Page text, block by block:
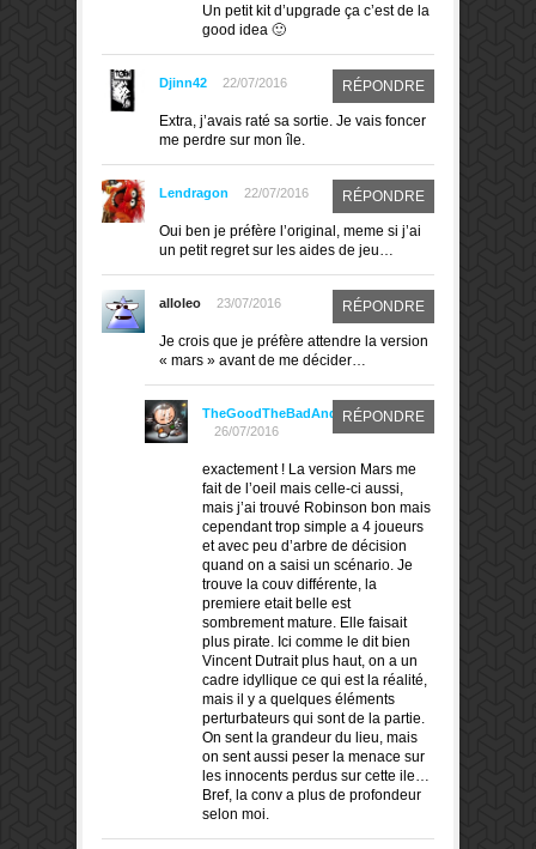
Un petit kit d’upgrade ça c’est de la
good idea 🙂
Djinn42 22/07/2016 RÉPONDRE
Extra, j’avais raté sa sortie. Je vais foncer
me perdre sur mon île.
Lendragon 22/07/2016 RÉPONDRE
Oui ben je préfère l’original, meme si j’ai
un petit regret sur les aides de jeu…
alloleo 23/07/2016 RÉPONDRE
Je crois que je préfère attendre la version
« mars » avant de me décider…
TheGoodTheBadAndTheMeeple
26/07/2016
RÉPONDRE
exactement ! La version Mars me
fait de l’oeil mais celle-ci aussi,
mais j’ai trouvé Robinson bon mais
cependant trop simple a 4 joueurs
et avec peu d’arbre de décision
quand on a saisi un scénario. Je
trouve la couv différente, la
premiere etait belle est
sombrement mature. Elle faisait
plus pirate. Ici comme le dit bien
Vincent Dutrait plus haut, on a un
cadre idyllique ce qui est la réalité,
mais il y a quelques éléments
perturbateurs qui sont de la partie.
On sent la grandeur du lieu, mais
on sent aussi peser la menace sur
les innocents perdus sur cette ile…
Bref, la conv a plus de profondeur
selon moi.